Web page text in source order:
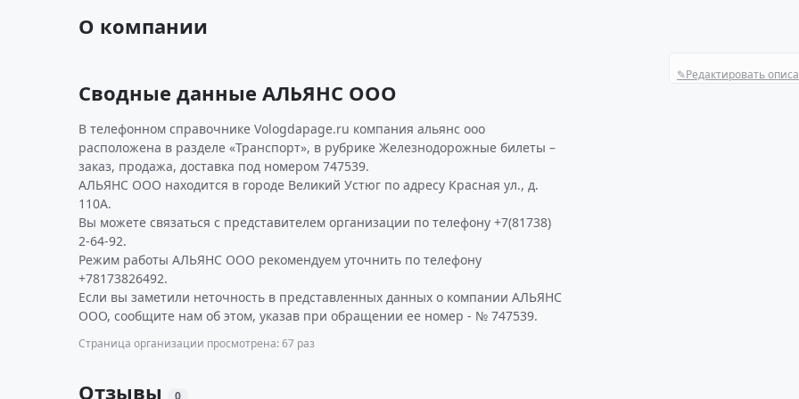
О компании
✎Редактировать
Сводные данные АЛЬЯНС ООО
В телефонном справочнике Vologdapage.ru компания альянс ооо
расположена в разделе «Транспорт», в рубрике Железнодорожные билеты –
заказ, продажа, доставка под номером 747539.
АЛЬЯНС ООО находится в городе Великий Устюг по адресу Красная ул., д.
110А.
Вы можете связаться с представителем организации по телефону +7(81738)
2-64-92.
Режим работы АЛЬЯНС ООО рекомендуем уточнить по телефону
+78173826492.
Если вы заметили неточность в представленных данных о компании АЛЬЯНС
ООО, сообщите нам об этом, указав при обращении ее номер - № 747539.
Страница организации просмотрена: 67 раз
Отзывы 0